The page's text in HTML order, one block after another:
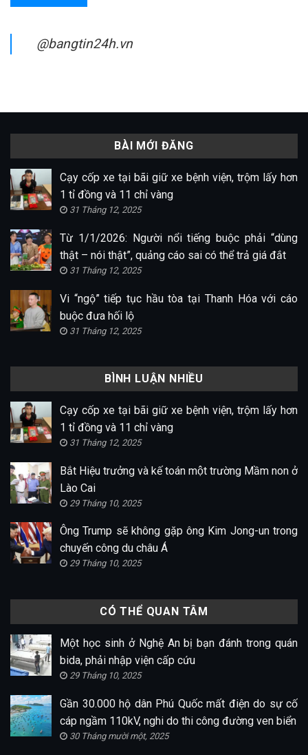
@bangtin24h.vn
BÀI MỚI ĐĂNG
Cạy cốp xe tại bãi giữ xe bệnh viện, trộm lấy hơn
1 tỉ đồng và 11 chỉ vàng
31 Tháng 12, 2025
Từ 1/1/2026: Người nổi tiếng buộc phải “dùng
thật – nói thật”, quảng cáo sai có thể trả giá đắt
31 Tháng 12, 2025
Vi “ngộ” tiếp tục hầu tòa tại Thanh Hóa với cáo
buộc đưa hối lộ
31 Tháng 12, 2025
BÌNH LUẬN NHIỀU
Cạy cốp xe tại bãi giữ xe bệnh viện, trộm lấy hơn
1 tỉ đồng và 11 chỉ vàng
31 Tháng 12, 2025
Bắt Hiệu trưởng và kế toán một trường Mầm non ở
Lào Cai
29 Tháng 10, 2025
Ông Trump sẽ không gặp ông Kim Jong-un trong
chuyến công du châu Á
29 Tháng 10, 2025
CÓ THỂ QUAN TÂM
Một học sinh ở Nghệ An bị bạn đánh trong quán
bida, phải nhập viện cấp cứu
29 Tháng 10, 2025
Gần 30.000 hộ dân Phú Quốc mất điện do sự cố
cáp ngầm 110kV, nghi do thi công đường ven biển
30 Tháng mười một, 2025